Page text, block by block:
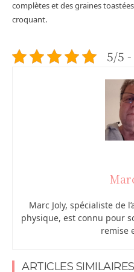
complètes et des graines
croquant.
5/5
Marc Joly, spécialiste de
physique, est connu pour
remise
ARTICLES SIMILAIRES